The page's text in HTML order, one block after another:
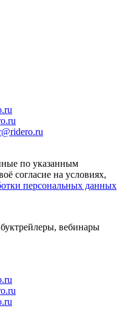
по указанным
согласие на условиях,
персональных данных
вебинары